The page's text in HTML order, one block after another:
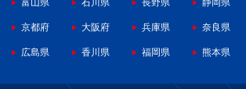
富山県 石川県 長野県 静岡県
京都府 大阪府 兵庫県 奈良県
広島県 香川県 福岡県 熊本県